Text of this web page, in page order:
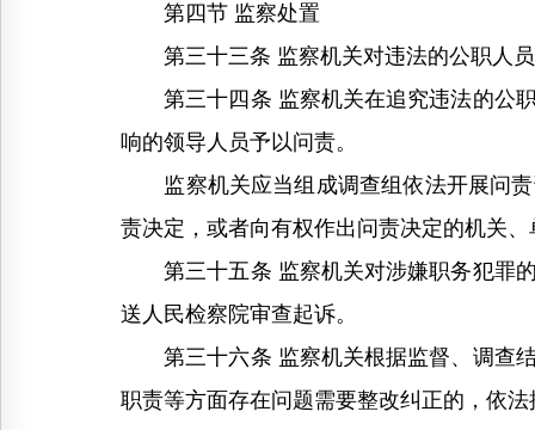
第四节 监察处置
第三十三条 监察机关对违法的公职人员
第三十四条 监察机关在追究违法的公职
响的领导人员予以问责。
监察机关应当组成调查组依法开展问责
责决定，或者向有权作出问责决定的机关
第三十五条 监察机关对涉嫌职务犯罪的
送人民检察院审查起诉。
第三十六条 监察机关根据监督、调查结
职责等方面存在问题需要整改纠正的，依